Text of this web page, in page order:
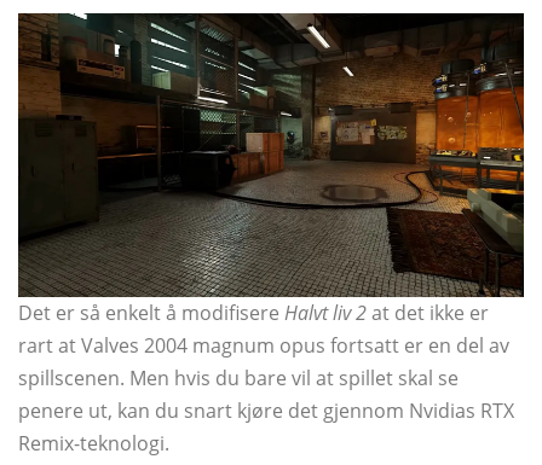
Det er så enkelt å modifisere Halvt liv 2at det ikke er
rart at Valves 2004 magnum opus fortsatt er en del av
spillscenen. Men hvis du bare vil at spillet skal se
penere ut, kan du snart kjøre det gjennom Nvidias RTX
Remix-teknologi.